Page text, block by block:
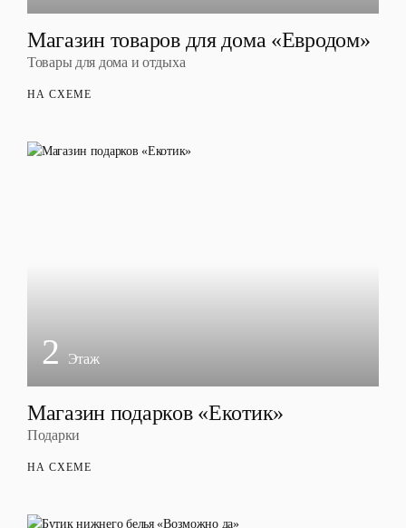
Магазин товаров для дома «Евродом»
Товары для дома и отдыха
НА СХЕМЕ
2 Этаж
Магазин подарков «Екотик»
Подарки
НА СХЕМЕ